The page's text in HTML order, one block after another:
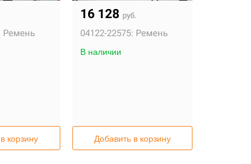
Ремень
корзину
16 128 руб.
04122-22575: Ремень
В наличии
Добавить в корзину